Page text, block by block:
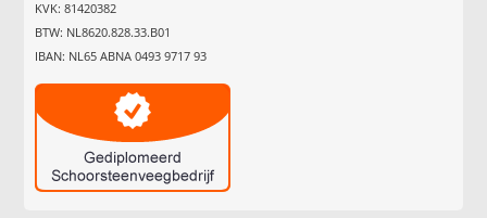
KVK: 81420382
BTW: NL8620.828.33.B01
IBAN: NL65 ABNA 0493 9717 93